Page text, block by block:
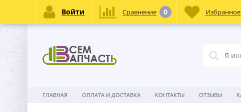
ГЛАВНАЯ ОПЛАТА И ДОСТАВКА КОНТАКТЫ ОТЗЫВЫ
Войти Сравнение 0 Избранное